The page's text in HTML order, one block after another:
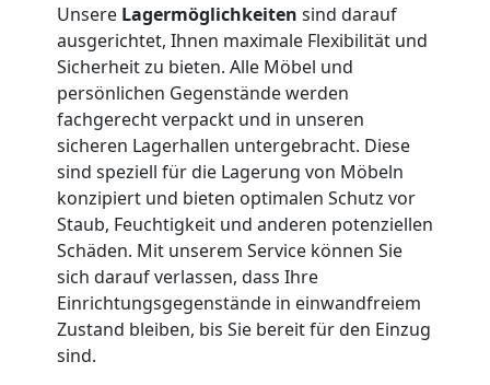
Unsere Lagermöglichkeiten sind darauf
ausgerichtet, Ihnen maximale Flexibilität und
Sicherheit zu bieten. Alle Möbel und
persönlichen Gegenstände werden
fachgerecht verpackt und in unseren
sicheren Lagerhallen untergebracht. Diese
sind speziell für die Lagerung von Möbeln
konzipiert und bieten optimalen Schutz vor
Staub, Feuchtigkeit und anderen potenziellen
Schäden. Mit unserem Service können Sie
sich darauf verlassen, dass Ihre
Einrichtungsgegenstände in einwandfreiem
Zustand bleiben, bis Sie bereit für den Einzug
sind.
Internationaler
Umzug
Nationaler
Umzug